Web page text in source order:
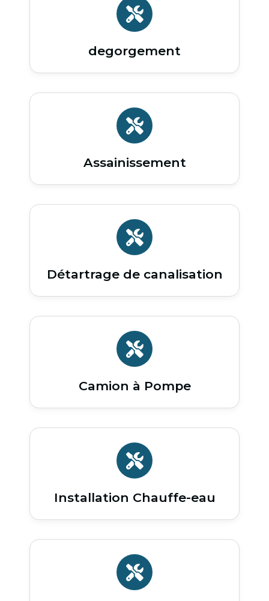
degorgement
Assainissement
Détartrage de canalisation
Camion à Pompe
Installation Chauffe-eau